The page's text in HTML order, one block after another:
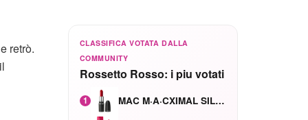
retrò.
CLASSIFICA VOTATA DALLA
COMMUNITY
Rossetto Rosso: i piu votati
1 MAC M·A·CXIMAL SILKY MATTE Red Rock mat